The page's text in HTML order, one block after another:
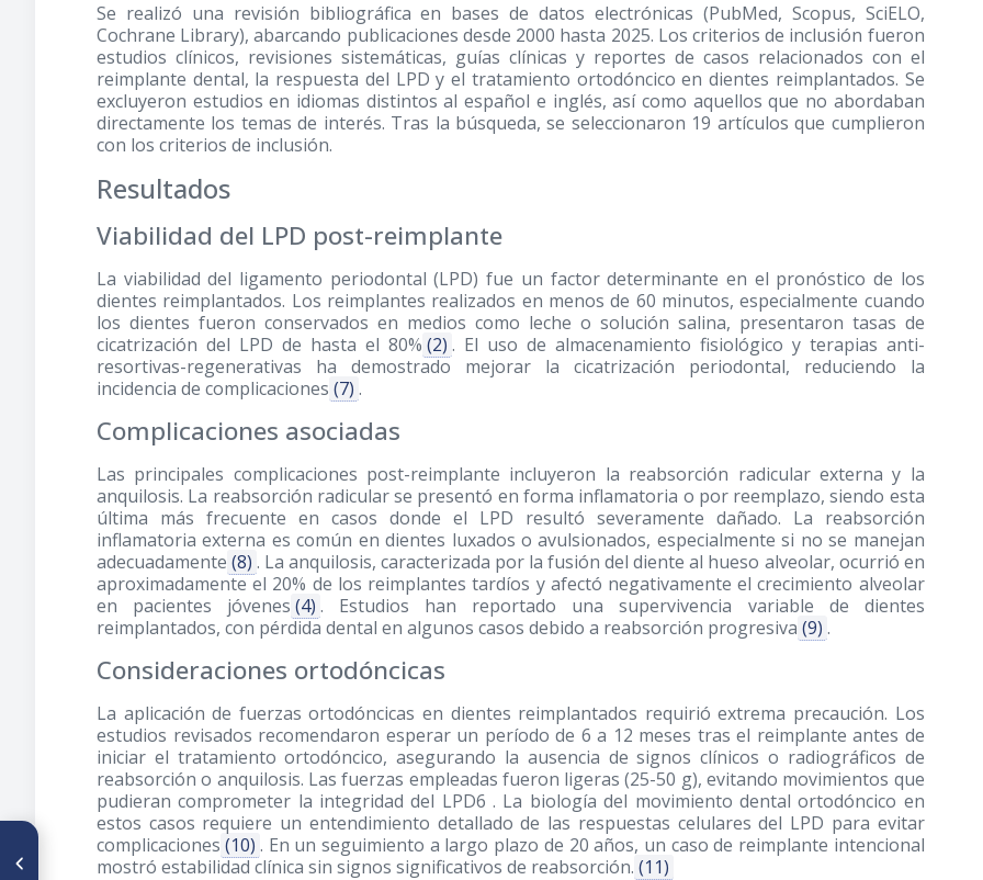
Se realizó una revisión bibliográfica en bases de datos electrónicas (PubMed, Scopus, SciELO,
Cochrane Library), abarcando publicaciones desde 2000 hasta 2025. Los criterios de inclusión fueron
estudios clínicos, revisiones sistemáticas, guías clínicas y reportes de casos relacionados con el
reimplante dental, la respuesta del LPD y el tratamiento ortodóncico en dientes reimplantados. Se
excluyeron estudios en idiomas distintos al español e inglés, así como aquellos que no abordaban
directamente los temas de interés. Tras la búsqueda, se seleccionaron 19 artículos que cumplieron
con los criterios de inclusión.
Resultados
Viabilidad del LPD post-reimplante
La viabilidad del ligamento periodontal (LPD) fue un factor determinante en el pronóstico de los
dientes reimplantados. Los reimplantes realizados en menos de 60 minutos, especialmente cuando
los dientes fueron conservados en medios como leche o solución salina, presentaron tasas de
cicatrización del LPD de hasta el 80% (2) . El uso de almacenamiento fisiológico y terapias anti-
resortivas-regenerativas ha demostrado mejorar la cicatrización periodontal, reduciendo la
incidencia de complicaciones (7) .
Complicaciones asociadas
Las principales complicaciones post-reimplante incluyeron la reabsorción radicular externa y la
anquilosis. La reabsorción radicular se presentó en forma inflamatoria o por reemplazo, siendo esta
última más frecuente en casos donde el LPD resultó severamente dañado. La reabsorción
inflamatoria externa es común en dientes luxados o avulsionados, especialmente si no se manejan
adecuadamente (8) . La anquilosis, caracterizada por la fusión del diente al hueso alveolar, ocurrió en
aproximadamente el 20% de los reimplantes tardíos y afectó negativamente el crecimiento alveolar
en pacientes jóvenes (4) . Estudios han reportado una supervivencia variable de dientes
reimplantados, con pérdida dental en algunos casos debido a reabsorción progresiva (9) .
Consideraciones ortodóncicas
La aplicación de fuerzas ortodóncicas en dientes reimplantados requirió extrema precaución. Los
estudios revisados recomendaron esperar un período de 6 a 12 meses tras el reimplante antes de
iniciar el tratamiento ortodóncico, asegurando la ausencia de signos clínicos o radiográficos de
reabsorción o anquilosis. Las fuerzas empleadas fueron ligeras (25-50 g), evitando movimientos que
pudieran comprometer la integridad del LPD6 . La biología del movimiento dental ortodóncico en
estos casos requiere un entendimiento detallado de las respuestas celulares del LPD para evitar
complicaciones (10) . En un seguimiento a largo plazo de 20 años, un caso de reimplante intencional
mostró estabilidad clínica sin signos significativos de reabsorción. (11)
ARTÍCULO ANTERIOR
Reabsorción Radicular en